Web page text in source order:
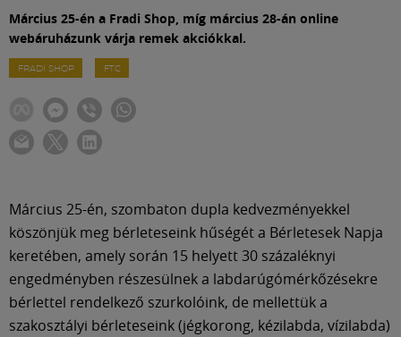
Március 25-én a Fradi Shop, míg március 28-án online
webáruházunk várja remek akciókkal.
FRADI SHOP FTC
Március 25-én, szombaton dupla kedvezményekkel
köszönjük meg bérleteseink hűségét a Bérletesek Napja
keretében, amely során 15 helyett 30 százaléknyi
engedményben részesülnek a labdarúgómérkőzésekre
bérlettel rendelkező szurkolóink, de mellettük a
szakosztályi bérleteseink (jégkorong, kézilabda, vízilabda)
Szakosztályok
Meccscenter
Klub
Shop
Közösség